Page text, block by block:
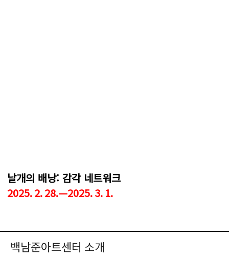
날개의 배낭: 감각 네트워크
2025. 2. 28.—2025. 3. 1.
백남준아트센터 소개